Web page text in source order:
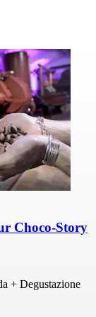
Choco-Story
+ Degustazione